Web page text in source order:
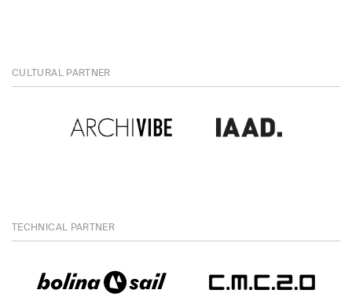
CULTURAL PARTNER
TECHNICAL PARTNER